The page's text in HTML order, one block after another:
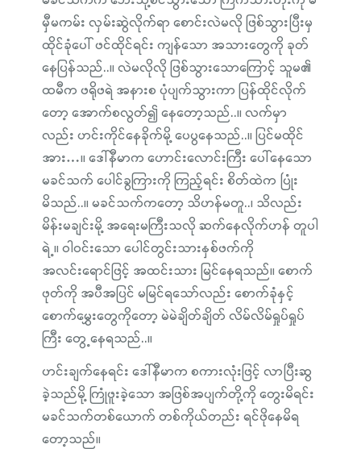
မှီမကမ်း လှမ်းဆွဲလိုက်ရာ စောင်းလဲမလို ဖြစ်သွားပြီးမှ
ထိုင်ခုံပေါ် ဖင်ထိုင်ရင်း ကျန်သော အသားတွေကို ခုတ်
နေပြန်သည်..။ လဲမလိုလို ဖြစ်သွားသောကြောင့် သူမ၏
ထမီက ဖရိုဖရဲ အနားစ ပုံပျက်သွားကာ ပြန်ထိုင်လိုက်
တော့ အောက်စလွတ်၍ နေတော့သည်..။ လက်မှာ
လည်း ဟင်းကိုင်နေခိုက်မို့ ပေပွနေသည်..။ ပြင်မထိုင်
အား…။ ဒေါ်နီမာက ဟောင်းလောင်းကြီး ပေါ်နေသော
မခင်သက် ပေါင်ခွကြားကို ကြည့်ရင်း စိတ်ထဲက ပြုံး
မိသည်..။ မခင်သက်ကတော့ သိဟန်မတူ..၊ သိလည်း
မိန်းမချင်းမို့ အရေးမကြီးသလို ဆက်နေလိုက်ဟန် တူပါ
ရဲ့။ ဝါဝင်းသော ပေါင်တွင်းသားနှစ်ဖက်ကို
အလင်းရောင်ဖြင့် အထင်းသား မြင်နေရသည်။ စောက်
ဖုတ်ကို အပီအပြင် မမြင်ရသော်လည်း စောက်ခုံနှင့်
စောက်မွှေးတွေကိုတော့ မဲမဲချိတ်ချိတ် လိမ်လိမ်ရှုပ်ရှုပ်
ကြီး တွေ့နေရသည်..။
ဟင်းချက်နေရင်း ဒေါ်နီမာက စကားလုံးဖြင့် လာပြီးဆွ
ခဲ့သည်မို့ ကြုံဖူးခဲ့သော အဖြစ်အပျက်တို့ကို တွေးမိရင်း
မခင်သက်တစ်ယောက် တစ်ကိုယ်တည်း ရင်ဖိုနေမိရ
တော့သည်။